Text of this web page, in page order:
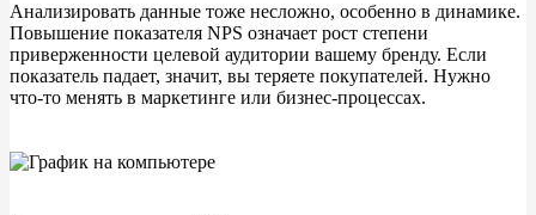
Анализировать данные тоже несложно, особенно в динамике.
Повышение показателя NPS означает рост степени
приверженности целевой аудитории вашему бренду. Если
показатель падает, значит, вы теряете покупателей. Нужно
что-то менять в маркетинге или бизнес-процессах.